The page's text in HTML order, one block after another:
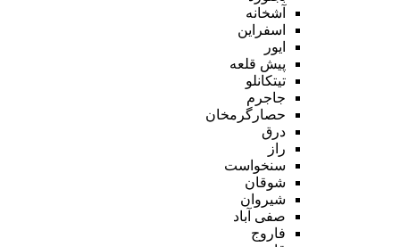
آشخانه
اسفراین
ایور
پیش قلعه
تیتکانلو
جاجرم
حصارگرمخان
درق
راز
سنخواست
شوقان
شیروان
صفی آباد
فاروج